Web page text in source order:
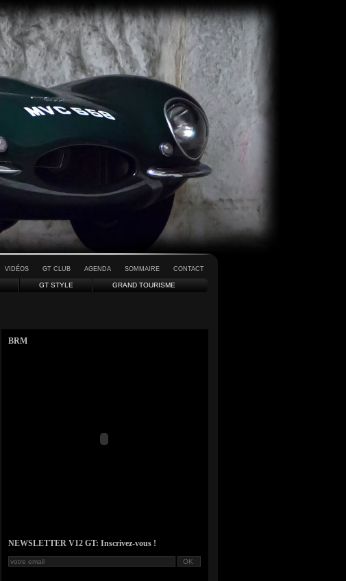
VIDÉOS GT CLUB AGENDA SOMMAIRE CONTACT
GT STYLE GRAND TOURISME
BRM
NEWSLETTER V12 GT: Inscrivez-vous !